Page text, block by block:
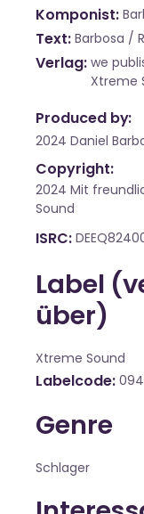
Komponist
Text Barbosa /
Verlag we
Xtreme
Produced by:
2024 Daniel
Copyright:
2024 Mit
Sound
ISRC
Label
über)
Xtreme Sound
Labelcode
Genre
Schlager